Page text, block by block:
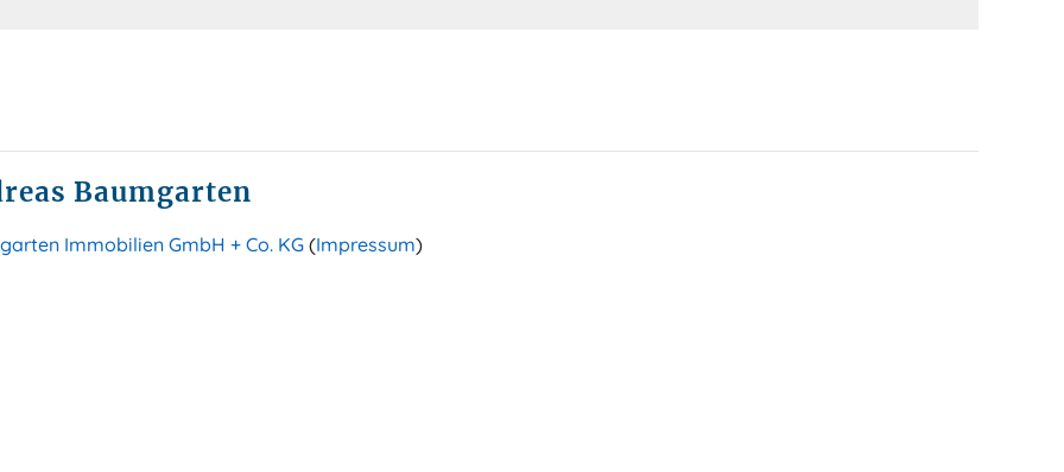
Baumgarten
Immobilien GmbH + Co. KG(Impressum)